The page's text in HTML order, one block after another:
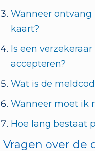
Wanneer ontvang
kaart?
Is een
accepteren?
Wat is de
Wanneer moet ik
Hoe lang bestaat
Vragen over de